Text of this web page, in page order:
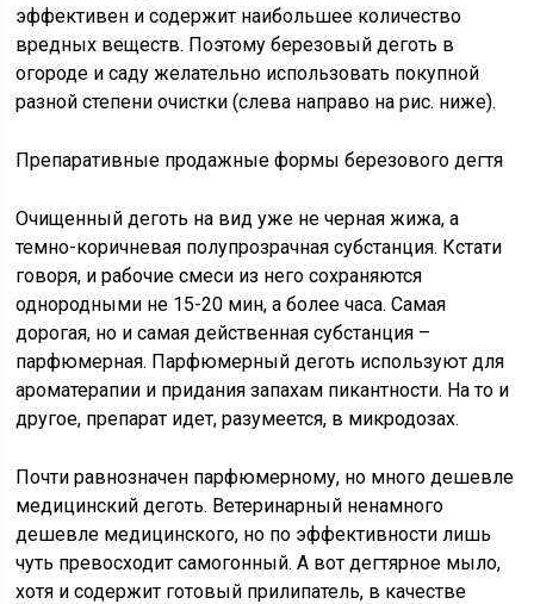
эффективен и содержит наибольшее количество
вредных веществ. Поэтому березовый деготь в
огороде и саду желательно использовать покупной
разной степени очистки (слева направо на рис. ниже).
Препаративные продажные формы березового дегтя
Очищенный деготь на вид уже не черная жижа, а
темно-коричневая полупрозрачная субстанция. Кстати
говоря, и рабочие смеси из него сохраняются
однородными не 15-20 мин, а более часа. Самая
дорогая, но и самая действенная субстанция –
парфюмерная. Парфюмерный деготь используют для
ароматерапии и придания запахам пикантности. На то и
другое, препарат идет, разумеется, в микродозах.
Почти равнозначен парфюмерному, но много дешевле
медицинский деготь. Ветеринарный ненамного
дешевле медицинского, но по эффективности лишь
чуть превосходит самогонный. А вот дегтярное мыло,
хотя и содержит готовый прилипатель, в качестве